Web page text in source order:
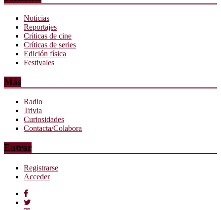
Noticias
Reportajes
Críticas de cine
Críticas de series
Edición física
Festivales
Más
Radio
Trivia
Curiosidades
Contacta/Colabora
Entrar
Registrarse
Acceder